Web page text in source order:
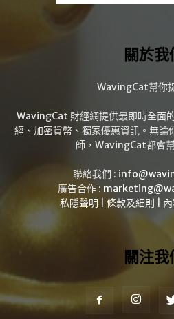
關於我
WavingCat幫你
WavingCat 財經網提供最即時全面
經、加密貨幣、獨家優惠資訊。無論
師，WavingCat都會
聯絡我們 :
廣告合作 :
私隱聲明
條款及細則
關注我